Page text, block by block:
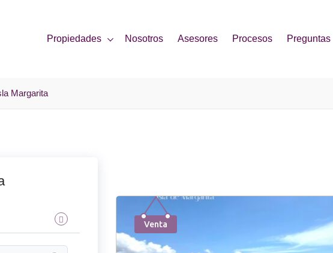
Propiedades Nosotros Asesores Procesos Preguntas
Margarita
Venta